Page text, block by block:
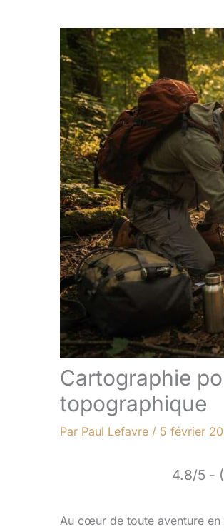
Cartographie
topographique
Par Paul Lefavre / 5 février
4.8/5 -
Au cœur de toute aventure en